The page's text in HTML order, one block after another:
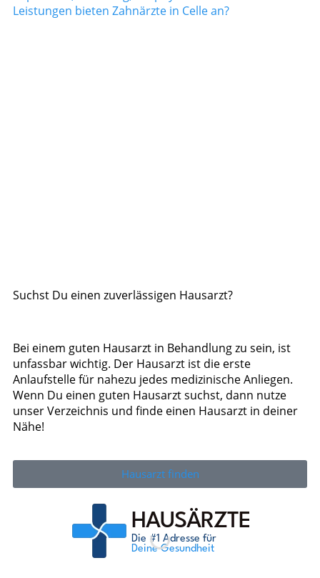
Leistungen bieten Zahnärzte in Celle an?
Suchst Du einen zuverlässigen Hausarzt?
Bei einem guten Hausarzt in Behandlung zu sein, ist
unfassbar wichtig. Der Hausarzt ist die erste
Anlaufstelle für nahezu jedes medizinische Anliegen.
Wenn Du einen guten Hausarzt suchst, dann nutze
unser Verzeichnis und finde einen Hausarzt in deiner
Nähe!
Hausarzt finden